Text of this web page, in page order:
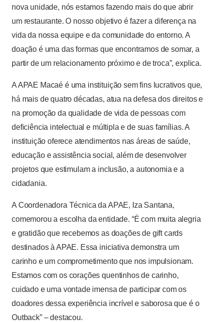
nova unidade, nós estamos fazendo mais do que abrir
um restaurante. O nosso objetivo é fazer a diferença na
vida da nossa equipe e da comunidade do entorno. A
doação é uma das formas que encontramos de somar, a
partir de um relacionamento próximo e de troca”, explica.
A APAE Macaé é uma instituição sem fins lucrativos que,
há mais de quatro décadas, atua na defesa dos direitos e
na promoção da qualidade de vida de pessoas com
deficiência intelectual e múltipla e de suas famílias. A
instituição oferece atendimentos nas áreas de saúde,
educação e assistência social, além de desenvolver
projetos que estimulam a inclusão, a autonomia e a
cidadania.
A Coordenadora Técnica da APAE, Iza Santana,
comemorou a escolha da entidade. “É com muita alegria
e gratidão que recebemos as doações de gift cards
destinados à APAE. Essa iniciativa demonstra um
carinho e um comprometimento que nos impulsionam.
Estamos com os corações quentinhos de carinho,
cuidado e uma vontade imensa de participar com os
doadores dessa experiência incrível e saborosa que é o
Outback” – destacou.